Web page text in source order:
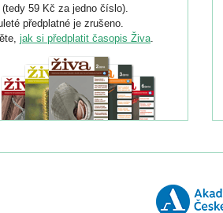
59 Kč za jedno číslo).
předplatné je zrušeno.
jak si předplatit časopis Živa.